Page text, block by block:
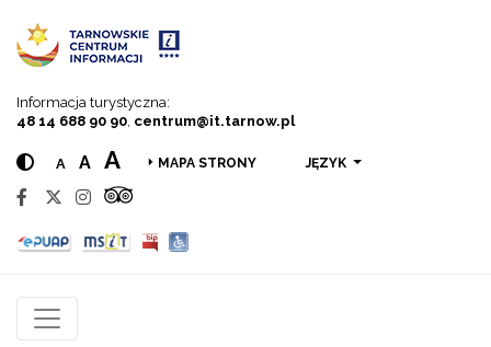
Informacja turystyczna:
48 14 688 90 90 centrum@it.tarnow.pl
A A A MAPA STRONY JĘZYK